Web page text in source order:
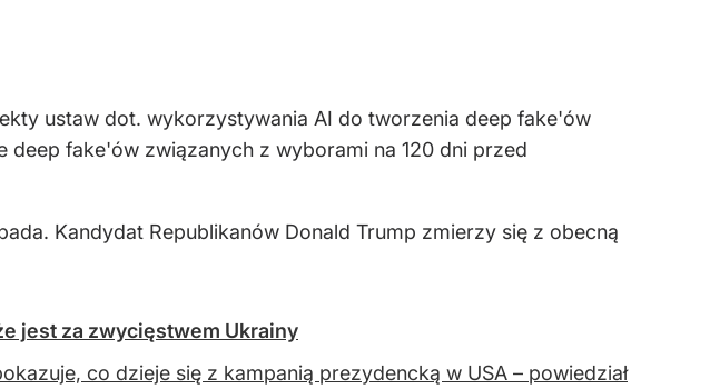
ustaw dot. wykorzystywania AI do tworzenia deep fake'ów
fake'ów związanych z wyborami na 120 dni przed
Kandydat Republikanów Donald Trump zmierzy się z obecną
jest za zwycięstwem Ukrainy
co dzieje się z kampanią prezydencką w USA – powiedział